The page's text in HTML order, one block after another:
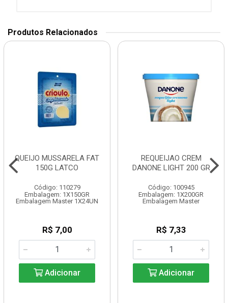
Produtos Relacionados
QUEIJO MUSSARELA FAT
150G LATCO
Código: 110279
Embalagem: 1X150GR
Embalagem Master 1X24UN
R$ 7,00
Adicionar
REQUEIJAO CREM
DANONE LIGHT 200 GR
Código: 100945
Embalagem: 1X200GR
Embalagem Master
R$ 7,33
Adicionar